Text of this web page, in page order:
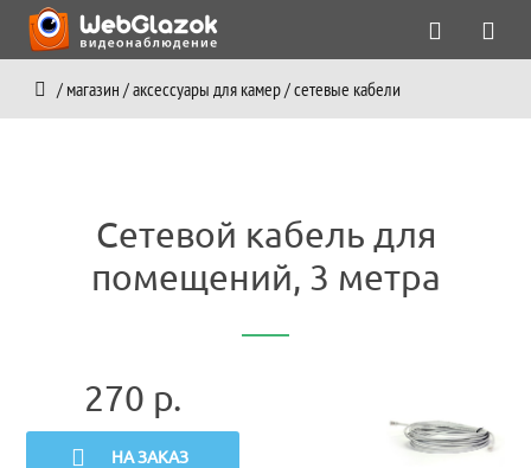
/ магазин /аксессуары для камер/сетевые кабели
Сетевой кабель для
помещений, 3 метра
270 р.
НА ЗАКАЗ